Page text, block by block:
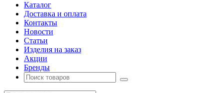
Каталог
Доставка и оплата
Контакты
Новости
Статьи
Изделия на заказ
Акции
Бренды